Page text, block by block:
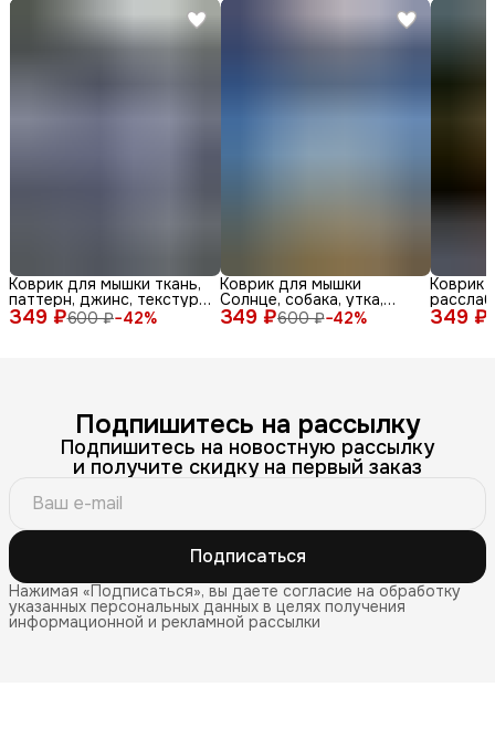
349 ₽600 ₽−42%
Коврик для мышки ткань,
паттерн, джинс, текстура,
синий, бел 349 ₽600 ₽−42%
Коврик для мышки
Солнце, собака, утка,
очки, море, доска, ле 349 ₽
Коврик
Подпишитесь на рассылку
Подпишитесь на новостную рассылку
и получите скидку на первый заказ
Подписаться
Нажимая «Подписаться», вы даете согласие на обработку
указанных персональных данных в целях получения
информационной и рекламной рассылки